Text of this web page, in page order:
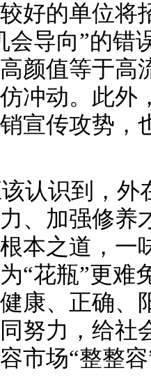
好的单位将
会导向”的错
颜值等于高
冲动。此外
宣传攻势，
认识到，
、加强修养
本之道，一
“花瓶”更难
康、正确、
努力，给社
市场“整整